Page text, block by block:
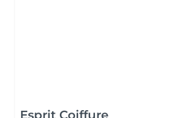
Esprit Coiffure